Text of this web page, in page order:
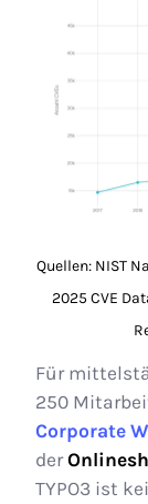
Quellen: NIST
2025 CVE
Für
250
Corporate
der
TYPO3 ist